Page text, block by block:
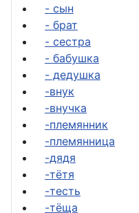
- сын
- брат
- сестра
- бабушка
- дедушка
-внук
-внучка
-племянник
-племянница
-дядя
-тётя
-тесть
-тёща